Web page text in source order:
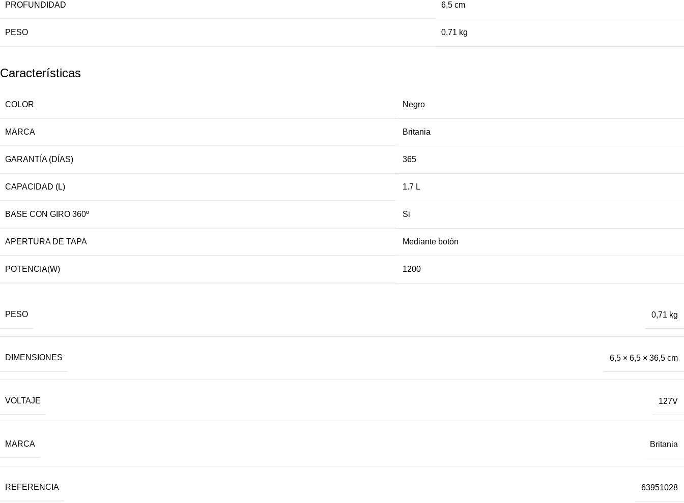
PROFUNDIDAD 6,5 cm
PESO 0,71 kg
Características
COLOR Negro
MARCA Britania
GARANTÍA (DÍAS) 365
CAPACIDAD (L) 1.7 L
BASE CON GIRO 360º Si
APERTURA DE TAPA Mediante botón
POTENCIA(W) 1200
PESO 0,71 kg
DIMENSIONES 6,5 × 6,5 × 36,5 cm
VOLTAJE 127V
MARCA Britania
REFERENCIA 63951028